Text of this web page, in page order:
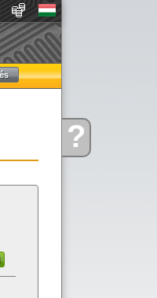
Kérdése?